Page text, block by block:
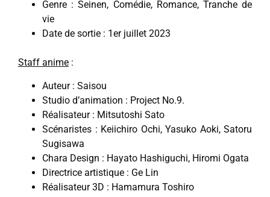
Genre : Seinen, Comédie, Romance, Tranche de
vie
Date de sortie : 1er juillet 2023
Staff anime :
Auteur : Saisou
Studio d’animation : Project No.9.
Réalisateur : Mitsutoshi Sato
Scénaristes : Keiichiro Ochi, Yasuko Aoki, Satoru
Sugisawa
Chara Design : Hayato Hashiguchi, Hiromi Ogata
Directrice artistique : Ge Lin
Réalisateur 3D : Hamamura Toshiro